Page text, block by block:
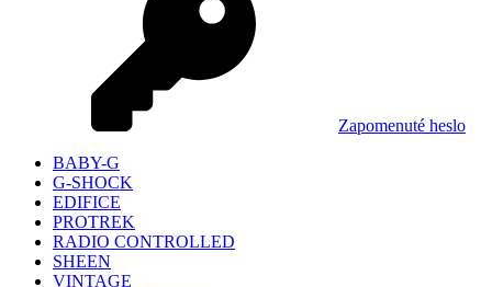
Zapomenuté heslo
BABY-G
G-SHOCK
EDIFICE
PROTREK
RADIO CONTROLLED
SHEEN
VINTAGE